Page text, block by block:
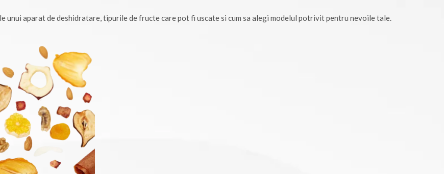
aparat de deshidratare, tipurile de fructe care pot fi uscate si cum sa alegi modelul potrivit pentru nevoile tale.